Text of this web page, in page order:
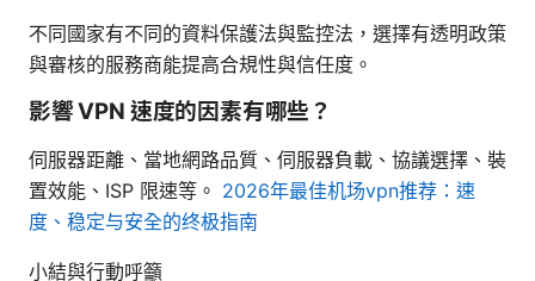
不同國家有不同的資料保護法與監控法，選擇有透明政策
與審核的服務商能提高合規性與信任度。
影響 VPN 速度的因素有哪些？
伺服器距離、當地網路品質、伺服器負載、協議選擇、裝
置效能、ISP 限速等。 2026年最佳机场vpn推荐：速
度、稳定与安全的终极指南
小結與行動呼籲